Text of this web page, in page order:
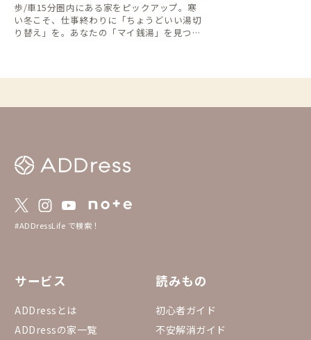
歩/車15分圏内にある家をピックアップ。寒
い冬こそ、仕事終わりに「ちょうどいい湯切
り替え」を。あなたの「マイ銭湯」を見つけ
#ADDressLife で検索！
サービス
ADDressとは
ADDressの家一覧
読みもの
初心者ガイド
不安解消ガイド